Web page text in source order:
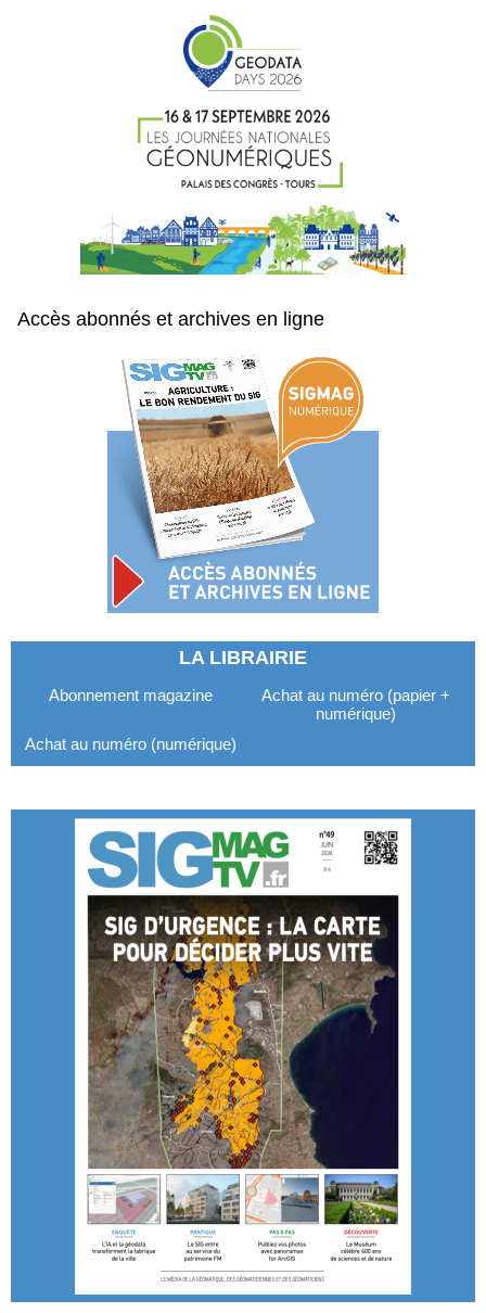
Accès abonnés et archives en ligne
LA LIBRAIRIE
Abonnement magazine
Achat au numéro (papier +
numérique)
Achat au numéro (numérique)